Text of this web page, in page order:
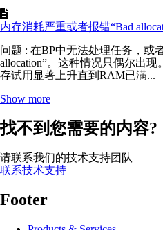
内存消耗严重或者报错“Bad
问题 : 在BP中无法处理任务，或
allocation”。这种情况只偶尔出
存试用显著上升直到RAM已满...
Show more
找不到您需要的内容?
请联系我们的技术支持团队
联系技术支持
Footer